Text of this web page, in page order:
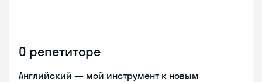
О репетиторе
Английский — мой инструмент к новым